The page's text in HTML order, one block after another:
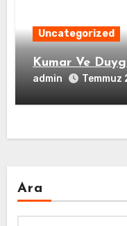
Uncategorized
Kumar Ve
admin Temmuz
Ara